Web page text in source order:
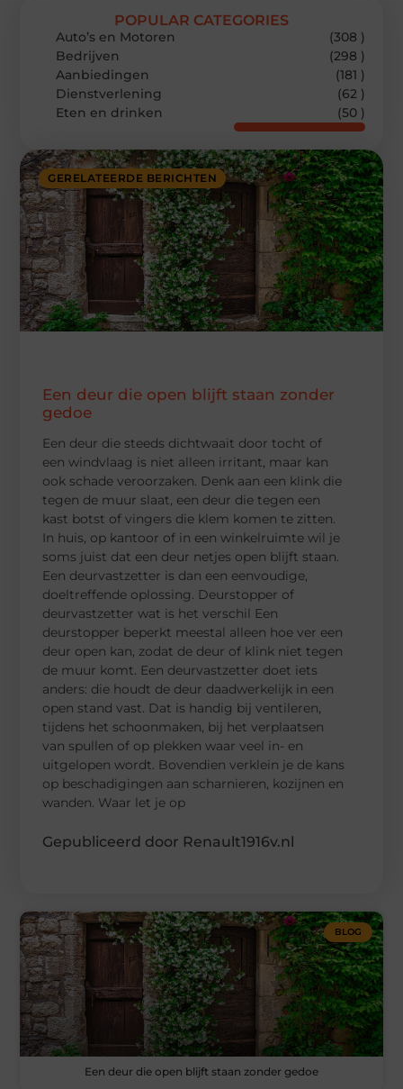
GERELATEERDE BERICHTEN
Een deur die open blijft staan zonder
gedoe
Een deur die steeds dichtwaait door tocht of
een windvlaag is niet alleen irritant, maar kan
ook schade veroorzaken. Denk aan een klink die
tegen de muur slaat, een deur die tegen een
kast botst of vingers die klem komen te zitten.
In huis, op kantoor of in een winkelruimte wil je
soms juist dat een deur netjes open blijft staan.
Een deurvastzetter is dan een eenvoudige,
doeltreffende oplossing. Deurstopper of
deurvastzetter wat is het verschil Een
deurstopper beperkt meestal alleen hoe ver een
deur open kan, zodat de deur of klink niet tegen
de muur komt. Een deurvastzetter doet iets
anders: die houdt de deur daadwerkelijk in een
open stand vast. Dat is handig bij ventileren,
tijdens het schoonmaken, bij het verplaatsen
van spullen of op plekken waar veel in- en
uitgelopen wordt. Bovendien verklein je de kans
op beschadigingen aan scharnieren, kozijnen en
wanden. Waar let je op
Gepubliceerd door Renault1916v.nl
POPULAR CATEGORIES
Auto’s en Motoren
(308 )
Bedrijven
(298 )
Aanbiedingen
(181 )
Dienstverlening
(62 )
Eten en drinken
(50 )
BLOG
Een deur die open blijft staan zonder gedoe